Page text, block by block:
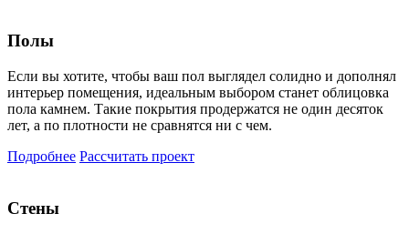
Полы
Если вы хотите, чтобы ваш пол выглядел солидно и дополнял
интерьер помещения, идеальным выбором станет облицовка
пола камнем. Такие покрытия продержатся не один десяток
лет, а по плотности не сравнятся ни с чем.
Подробнее Рассчитать проект
Стены